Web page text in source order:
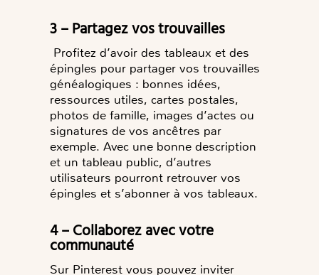
3 – Partagez vos trouvailles
Profitez d’avoir des tableaux et des
épingles pour partager vos trouvailles
généalogiques : bonnes idées,
ressources utiles, cartes postales,
photos de famille, images d’actes ou
signatures de vos ancêtres par
exemple. Avec une bonne description
et un tableau public, d’autres
utilisateurs pourront retrouver vos
épingles et s’abonner à vos tableaux.
4 – Collaborez avec votre
communauté
Sur Pinterest vous pouvez inviter